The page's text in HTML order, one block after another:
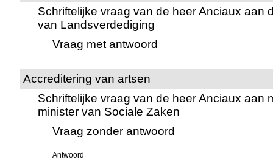
Schriftelijke vraag van de heer Anciaux aan
van Landsverdediging
Vraag met antwoord
Accreditering van artsen
Schriftelijke vraag van de heer Anciaux aan
minister van Sociale Zaken
Vraag zonder antwoord
Antwoord